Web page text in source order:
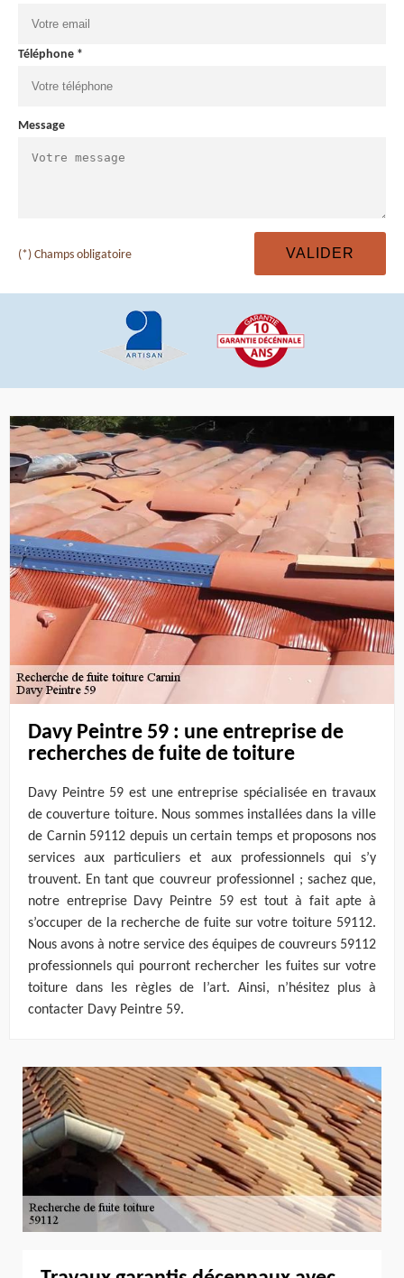
Téléphone *
Message
(*) Champs obligatoire
Davy Peintre 59 : une entreprise de
recherches de fuite de toiture
Davy Peintre 59 est une entreprise spécialisée en travaux
de couverture toiture. Nous sommes installées dans la ville
de Carnin 59112 depuis un certain temps et proposons nos
services aux particuliers et aux professionnels qui s’y
trouvent. En tant que couvreur professionnel ; sachez que,
notre entreprise Davy Peintre 59 est tout à fait apte à
s’occuper de la recherche de fuite sur votre toiture 59112.
Nous avons à notre service des équipes de couvreurs 59112
professionnels qui pourront rechercher les fuites sur votre
toiture dans les règles de l’art. Ainsi, n’hésitez plus à
contacter Davy Peintre 59.